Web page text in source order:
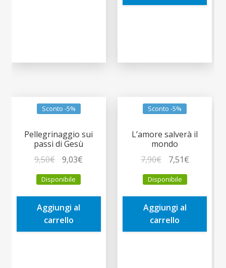
Sconto -5%
Pellegrinaggio sui
passi di Gesù
9,50€
prezzo
originale
era:
9,50€.
9,03€
è:
Disponibile
Aggiungi al
carrello
Sconto -5%
L’amore salverà il
mondo
7,90€
prezzo
originale
era:
7,90€.
7,51€Il
è:
Disponibile
Aggiungi al
carrello